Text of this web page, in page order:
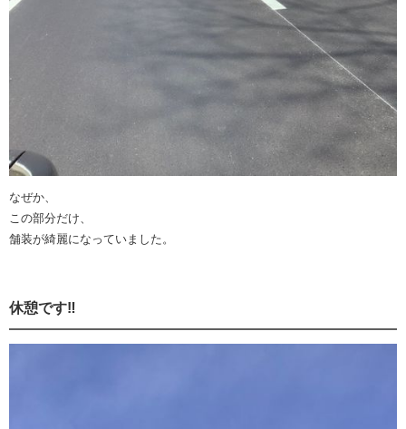
なぜか、
この部分だけ、
舗装が綺麗になっていました。
休憩です‼️